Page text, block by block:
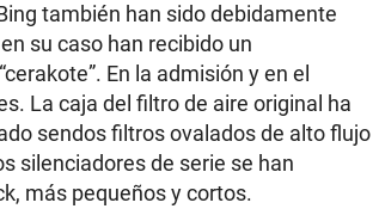
también han sido debidamente
su caso han recibido un
En la admisión y en el
La caja del filtro de aire original ha
sendos filtros ovalados de alto flujo
silenciadores de serie se han
más pequeños y cortos.